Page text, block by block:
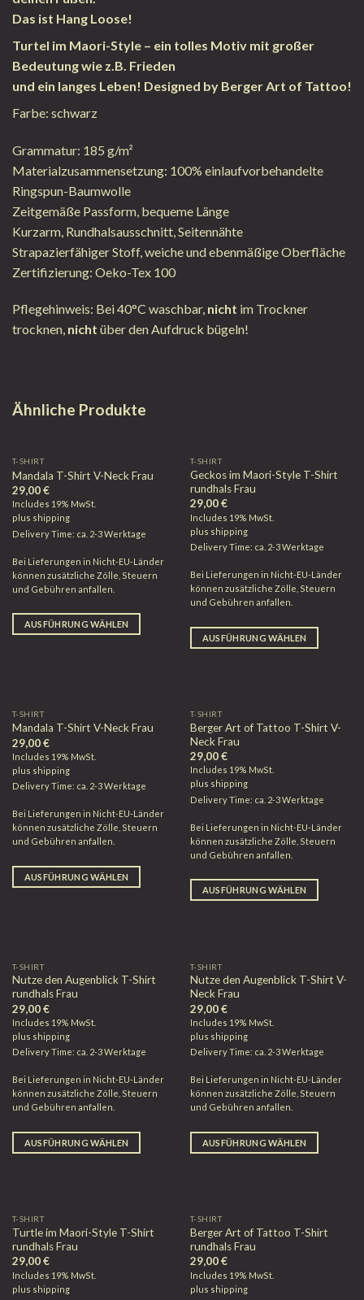
Das ist Hang Loose!
Turtel im Maori-Style – ein tolles Motiv mit großer
Bedeutung wie z.B. Frieden
und ein langes Leben! Designed by Berger Art of Tattoo!
Farbe: schwarz
Grammatur: 185 g/m²
Materialzusammensetzung: 100% einlaufvorbehandelte
Ringspun-Baumwolle
Zeitgemäße Passform, bequeme Länge
Kurzarm, Rundhalsausschnitt, Seitennähte
Strapazierfähiger Stoff, weiche und ebenmäßige Oberfläche
Zertifizierung: Oeko-Tex 100
Pflegehinweis: Bei 40°C waschbar, nicht im Trockner
trocknen, nicht über den Aufdruck bügeln!
Ähnliche Produkte
T-SHIRT
Mandala T-Shirt V-Neck Frau
29,00€
Includes 19% MwSt.
plus shipping
Delivery Time: ca. 2-3 Werktage
Bei Lieferungen in Nicht-EU-Länder
können zusätzliche Zölle, Steuern
und Gebühren anfallen.
AUSFÜHRUNG WÄHLEN
T-SHIRT
Geckos im Maori-Style T-Shirt
rundhals Frau
29,00€
Includes 19% MwSt.
plus shipping
Delivery Time: ca. 2-3 Werktage
Bei Lieferungen in Nicht-EU-Länder
können zusätzliche Zölle, Steuern
und Gebühren anfallen.
AUSFÜHRUNG WÄHLEN
T-SHIRT
Mandala T-Shirt V-Neck Frau
29,00€
Includes 19% MwSt.
plus shipping
Delivery Time: ca. 2-3 Werktage
Bei Lieferungen in Nicht-EU-Länder
können zusätzliche Zölle, Steuern
und Gebühren anfallen.
AUSFÜHRUNG WÄHLEN
T-SHIRT
Berger Art of Tattoo T-Shirt V-
Neck Frau
29,00€
Includes 19% MwSt.
plus shipping
Delivery Time: ca. 2-3 Werktage
Bei Lieferungen in Nicht-EU-Länder
können zusätzliche Zölle, Steuern
und Gebühren anfallen.
AUSFÜHRUNG WÄHLEN
T-SHIRT
Nutze den Augenblick T-Shirt
rundhals Frau
29,00€
Includes 19% MwSt.
plus shipping
Delivery Time: ca. 2-3 Werktage
Bei Lieferungen in Nicht-EU-Länder
können zusätzliche Zölle, Steuern
und Gebühren anfallen.
AUSFÜHRUNG WÄHLEN
T-SHIRT
Nutze den Augenblick T-Shirt V-
Neck Frau
29,00€
Includes 19% MwSt.
plus shipping
Delivery Time: ca. 2-3 Werktage
Bei Lieferungen in Nicht-EU-Länder
können zusätzliche Zölle, Steuern
und Gebühren anfallen.
AUSFÜHRUNG WÄHLEN
T-SHIRT
Turtle im Maori-Style T-Shirt
rundhals Frau
29,00€
Includes 19% MwSt.
plus shipping
T-SHIRT
Berger Art of Tattoo T-Shirt
rundhals Frau
29,00€
Includes 19% MwSt.
plus shipping